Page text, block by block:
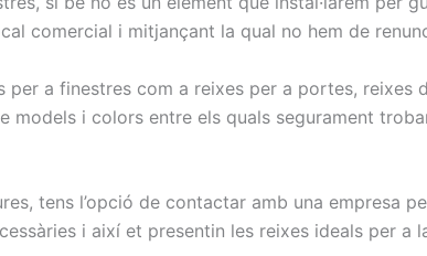
comercial i mitjançant la qual no hem de
per a finestres com a reixes per a portes, reixes
models i colors entre els quals segurament
tens l’opció de contactar amb una empresa
i així et presentin les reixes ideals per a